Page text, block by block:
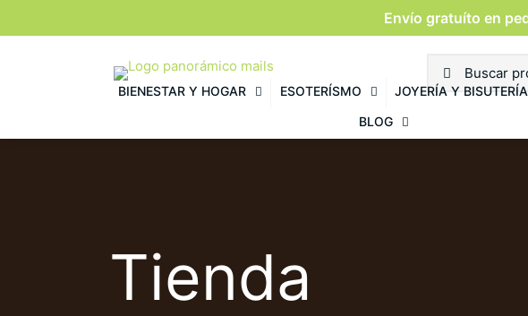
Envío gratuíto en
BIENESTAR Y HOGAR ESOTERÍSMO JOYERÍA Y BISUTERÍA
BLOG
Tienda